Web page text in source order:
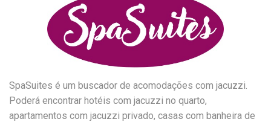
SpaSuites é um buscador de acomodações com jacuzzi.
Poderá encontrar hotéis com jacuzzi no quarto,
apartamentos com jacuzzi privado, casas com banheira de